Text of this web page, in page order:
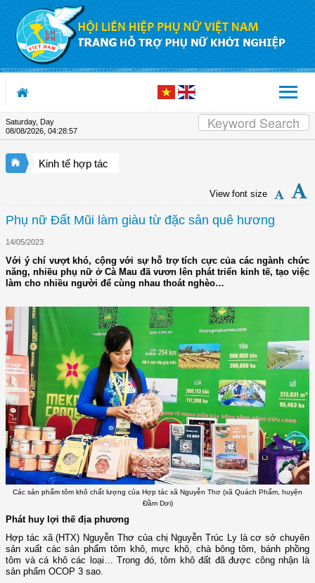
Skip to Content
Saturday, Day
08/08/2026 04:28:58
Kinh tế hợp tác
View font size
Phụ nữ Đất Mũi làm giàu từ đặc sản quê hương
14/05/2023
Với ý chí vượt khó, cộng với sự hỗ trợ tích cực của các ngành chức
năng, nhiều phụ nữ ở Cà Mau đã vươn lên phát triển kinh tế, tạo việc
làm cho nhiều người để cùng nhau thoát nghèo…
Các sản phẩm tôm khô chất lượng của Hợp tác xã Nguyễn Thơ (xã Quách Phẩm, huyện
Đầm Dơi)
Phát huy lợi thế địa phương
Hợp tác xã (HTX) Nguyễn Thơ của chị Nguyễn Trúc Ly là cơ sở chuyên
sản xuất các sản phẩm tôm khô, mực khô, chà bông tôm, bánh phồng
tôm và cá khô các loại… Trong đó, tôm khô đất đã được công nhận là
sản phẩm OCOP 3 sao.